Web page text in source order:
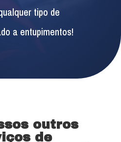
tipo de
a entupimentos!
outros
de